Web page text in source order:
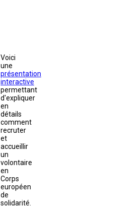
Voici
une
présentation
interactive
permettant
d'expliquer
en
détails
comment
recruter
et
accueillir
un
volontaire
en
Corps
européen
de
solidarité.